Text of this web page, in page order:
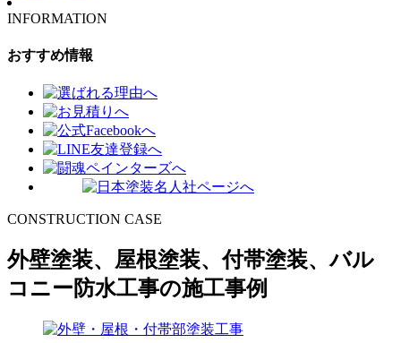
INFORMATION
おすすめ情報
CONSTRUCTION CASE
外壁塗装、屋根塗装、付帯塗装、バル
コニー防水工事の施工事例